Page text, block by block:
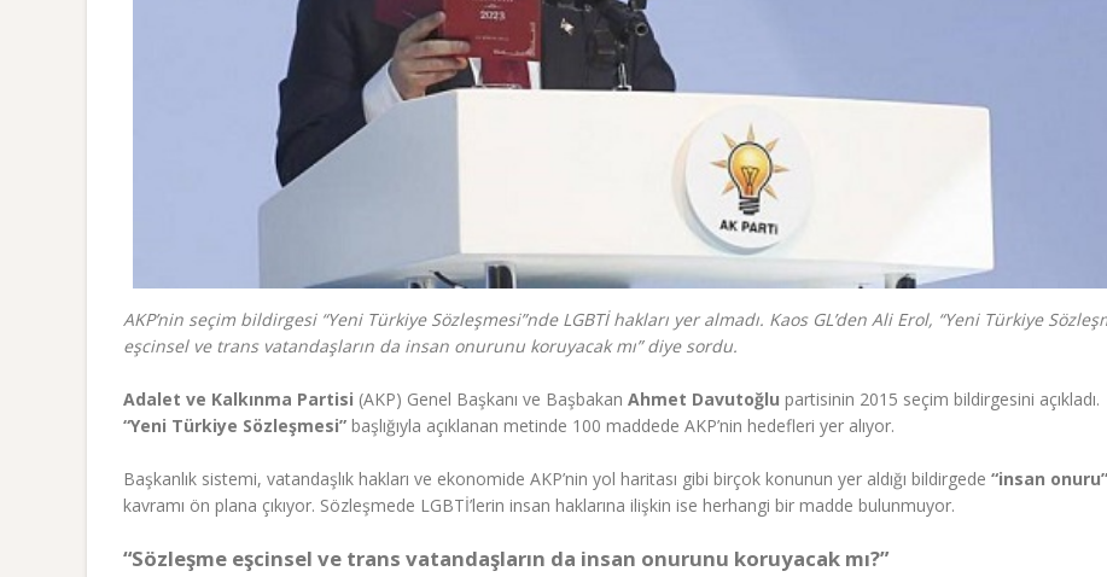
AKP’nin seçim bildirgesi “Yeni Türkiye Sözleşmesi”nde LGBTİ hakları yer almadı. Kaos GL’den Ali Erol, “Yeni Türkiye
eşcinsel ve trans vatandaşların da insan onurunu koruyacak mı” diye sordu.
Adalet ve Kalkınma Partisi (AKP) Genel Başkanı ve Başbakan Ahmet Davutoğlu partisinin 2015 seçim bildirgesini açıkladı.
“Yeni Türkiye Sözleşmesi” başlığıyla açıklanan metinde 100 maddede AKP’nin hedefleri yer alıyor.
Başkanlık sistemi, vatandaşlık hakları ve ekonomide AKP’nin yol haritası gibi birçok konunun yer aldığı bildirgede “insan onuru”
kavramı ön plana çıkıyor. Sözleşmede LGBTİ’lerin insan haklarına ilişkin ise herhangi bir madde bulunmuyor.
“Sözleşme eşcinsel ve trans vatandaşların da insan onurunu koruyacak mı?”